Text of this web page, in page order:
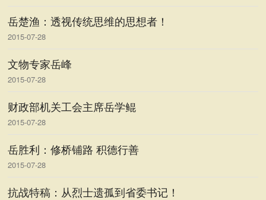
岳楚渔：透视传统思维的思想者！
2015-07-28
文物专家岳峰
2015-07-28
财政部机关工会主席岳学鲲
2015-07-28
岳胜利：修桥铺路 积德行善
2015-07-28
抗战特稿：从烈士遗孤到省委书记！